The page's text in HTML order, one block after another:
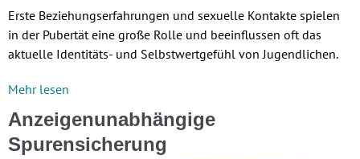
Erste Beziehungserfahrungen und sexuelle Kontakte spielen
in der Pubertät eine große Rolle und beeinflussen oft das
aktuelle Identitäts- und Selbstwertgefühl von Jugendlichen.
Mehr lesen
Anzeigenunabhängige
Spurensicherung